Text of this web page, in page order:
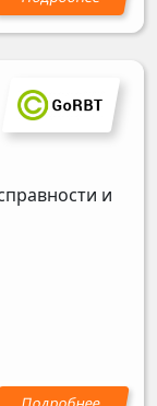
и